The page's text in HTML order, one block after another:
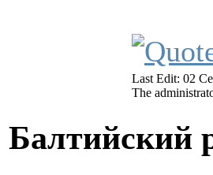
Last Edit: 02
The
Балтийский